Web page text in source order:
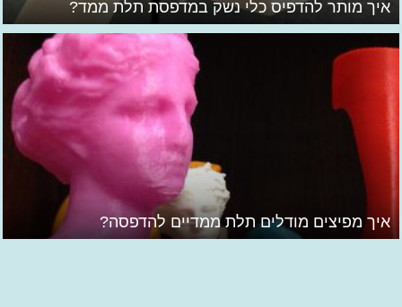
איך מותר להדפיס כלי נשק במדפסת תלת ממד?
איך מפיצים מודלים תלת ממדיים להדפסה?